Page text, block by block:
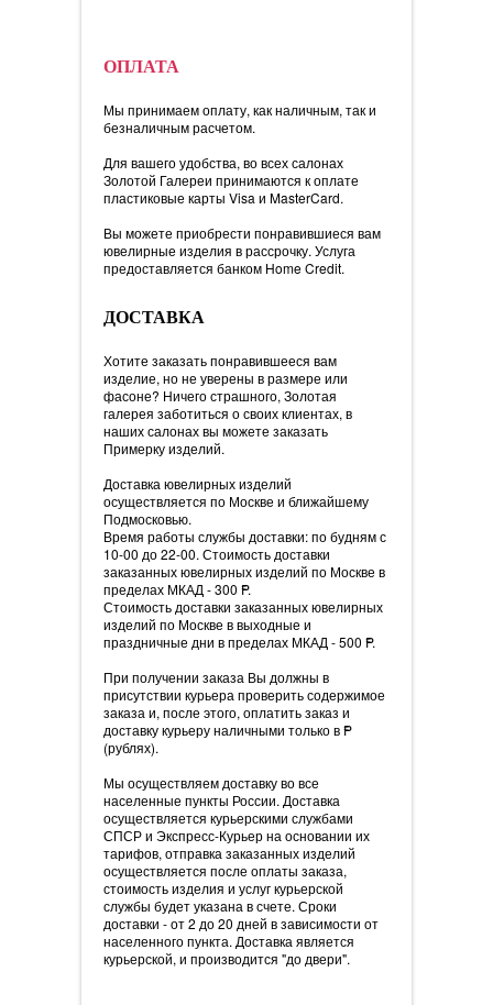
ОПЛАТА
Мы принимаем оплату, как наличным, так и
безналичным расчетом.
Для вашего удобства, во всех салонах
Золотой Галереи принимаются к оплате
пластиковые карты Visa и MasterCard.
Вы можете приобрести понравившиеся вам
ювелирные изделия в рассрочку. Услуга
предоставляется банком Home Credit.
ДОСТАВКА
Хотите заказать понравившееся вам
изделие, но не уверены в размере или
фасоне? Ничего страшного, Золотая
галерея заботиться о своих клиентах, в
наших салонах вы можете заказать
Примерку изделий.
Доставка ювелирных изделий
осуществляется по Москве и ближайшему
Подмосковью.
Время работы службы доставки: по будням с
10-00 до 22-00. Стоимость доставки
заказанных ювелирных изделий по Москве в
пределах МКАД - 300 =
P.
Стоимость доставки заказанных ювелирных
изделий по Москве в выходные и
праздничные дни в пределах МКАД - 500 =
P.
При получении заказа Вы должны в
присутствии курьера проверить содержимое
заказа и, после этого, оплатить заказ и
доставку курьеру наличными только в =
P
(рублях).
Мы осуществляем доставку во все
населенные пункты России. Доставка
осуществляется курьерскими службами
СПСР и Экспресс-Курьер на основании их
тарифов, отправка заказанных изделий
осуществляется после оплаты заказа,
стоимость изделия и услуг курьерской
службы будет указана в счете. Сроки
доставки - от 2 до 20 дней в зависимости от
населенного пункта. Доставка является
курьерской, и производится "до двери".